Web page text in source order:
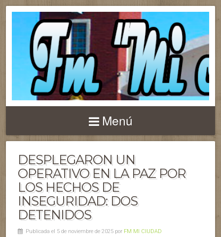
Menú
DESPLEGARON UN
OPERATIVO EN LA PAZ POR
LOS HECHOS DE
INSEGURIDAD: DOS
DETENIDOS
Publicada el 5 de noviembre de 2025 por FM MI CIUDAD